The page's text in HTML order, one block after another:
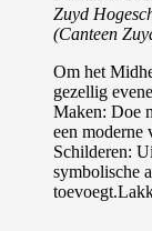
Zuyd
(Canteen
Om het
gezellig
Maken: Doe
een moderne
Schilderen:
symbolische